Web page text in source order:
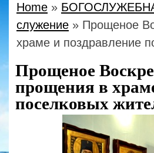
Home »
служение » Прощеное
храме и поздравление
Прощеное
прощения в
поселковых